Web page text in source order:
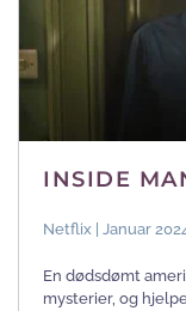
INSIDE
Netflix | Januar
En dødsdømt
mysterier, og